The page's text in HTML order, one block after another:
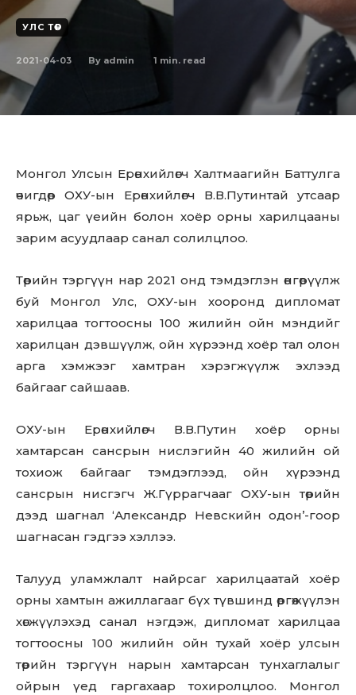
УЛС ТӨР
2021-04-03 By admin 1 min. read
Монгол Улсын Ерөнхийлөгч Халтмаагийн Баттулга
өчигдөр ОХУ-ын Ерөнхийлөгч В.В.Путинтай утсаар
ярьж, цаг үеийн болон хоёр орны харилцааны
зарим асуудлаар санал солилцлоо.
Төрийн тэргүүн нар 2021 онд тэмдэглэн өнгөрүүлж
буй Монгол Улс, ОХУ-ын хооронд дипломат
харилцаа тогтоосны 100 жилийн ойн мэндийг
харилцан дэвшүүлж, ойн хүрээнд хоёр тал олон
арга хэмжээг хамтран хэрэгжүүлж эхлээд
байгааг сайшаав.
ОХУ-ын Ерөнхийлөгч В.В.Путин хоёр орны
хамтарсан сансрын нислэгийн 40 жилийн ой
тохиож байгааг тэмдэглээд, ойн хүрээнд
сансрын нисгэгч Ж.Гүррагчааг ОХУ-ын төрийн
дээд шагнал ‘Александр Невскийн одон’-гоор
шагнасан гэдгээ хэллээ.
Талууд уламжлалт найрсаг харилцаатай хоёр
орны хамтын ажиллагааг бүх түвшинд өргөжүүлэн
хөгжүүлэхэд санал нэгдэж, дипломат харилцаа
тогтоосны 100 жилийн ойн тухай хоёр улсын
төрийн тэргүүн нарын хамтарсан тунхаглалыг
ойрын үед гаргахаар тохиролцлоо. Монгол